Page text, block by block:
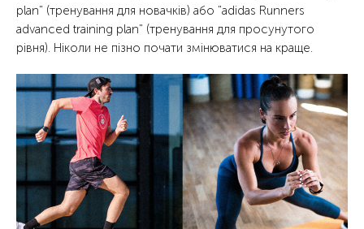
plan" (тренування для новачків) або "adidas Runners
advanced training plan" (тренування для просунутого
рівня). Ніколи не пізно почати змінюватися на краще.